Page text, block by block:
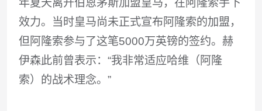
年夏天离开伯恩茅斯加盟皇马，在阿隆索手下
效力。当时皇马尚未正式宣布阿隆索的加盟，
但阿隆索参与了这笔5000万英镑的签约。赫
伊森此前曾表示：“我非常适应哈维（阿隆
索）的战术理念。”